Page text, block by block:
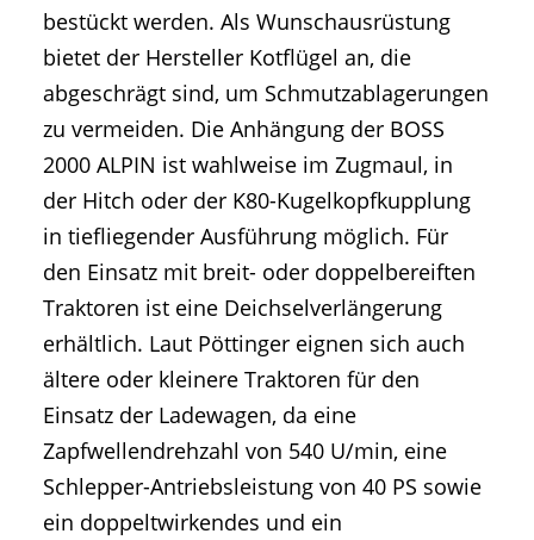
bestückt werden. Als Wunschausrüstung
bietet der Hersteller Kotflügel an, die
abgeschrägt sind, um Schmutzablagerungen
zu vermeiden. Die Anhängung der BOSS
2000 ALPIN ist wahlweise im Zugmaul, in
der Hitch oder der K80-Kugelkopfkupplung
in tiefliegender Ausführung möglich. Für
den Einsatz mit breit- oder doppelbereiften
Traktoren ist eine Deichselverlängerung
erhältlich. Laut Pöttinger eignen sich auch
ältere oder kleinere Traktoren für den
Einsatz der Ladewagen, da eine
Zapfwellendrehzahl von 540 U/min, eine
Schlepper-Antriebsleistung von 40 PS sowie
ein doppeltwirkendes und ein